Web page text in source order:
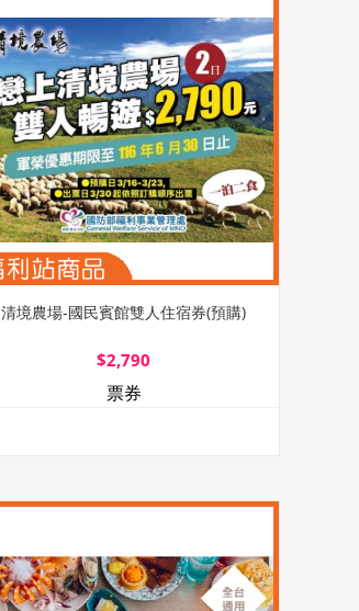
清境農場-國民賓館雙人住宿券(預購)
$2,790
票券